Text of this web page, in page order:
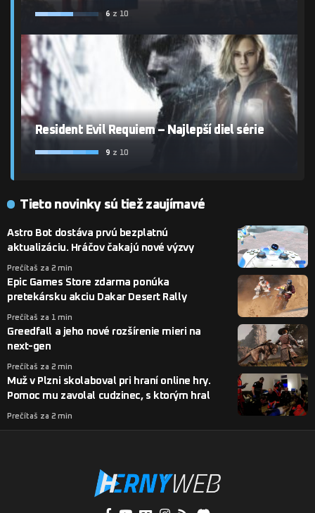
6 z 10
Resident Evil Requiem – Najlepší diel série
9 z 10
Tieto novinky sú tiež zaujímavé
Astro Bot dostáva prvú bezplatnú
aktualizáciu. Hráčov čakajú nové výzvy
Prečítaš za 2 min
Epic Games Store zdarma ponúka
pretekársku akciu Dakar Desert Rally
Prečítaš za 1 min
Greedfall a jeho nové rozšírenie mieri na
next-gen
Prečítaš za 2 min
Muž v Plzni skolaboval pri hraní online hry.
Pomoc mu zavolal cudzinec, s ktorým hral
Prečítaš za 2 min